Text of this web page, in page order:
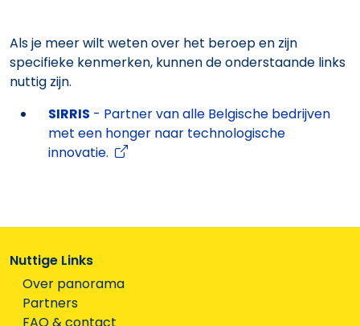
Als je meer wilt weten over het beroep en zijn
specifieke kenmerken, kunnen de onderstaande links
nuttig zijn.
SIRRIS - Partner van alle Belgische bedrijven
met een honger naar technologische
innovatie.
Nuttige Links
Over panorama
Partners